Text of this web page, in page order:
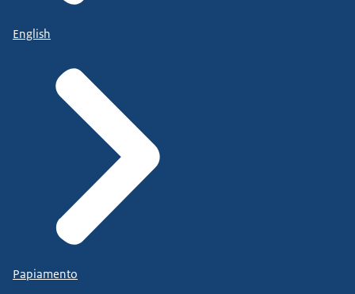
English
Papiamento